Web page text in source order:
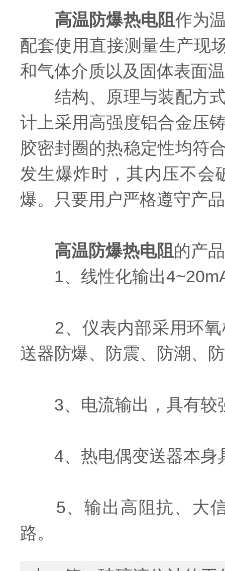
高温防爆热电阻 作为
配套使用直接测量生产现
和气体介质以及固体表面
结构、原理与装配方式
计上采用高强度铝合金压
胶密封圈的热稳定性均符
发生爆炸时，其内压不
爆。只要用户严格遵守产
高温防爆热电阻 的产
1、线性化输出4~20mA
2、仪表内部采用环氧
送器防爆、防震、防潮、
3、电流输出，具有较
4、热电偶变送器本身
5、输出高阻抗、大信
路。